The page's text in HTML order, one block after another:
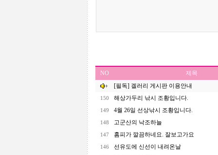
NO
제목
[필독] 겔러리 게시판 이용안내
150 해상가두리 낚시 조황입니다.
149 4월 26일 선상낚시 조황입니다.
148 고군산의 낙조하늘
147 홈피가 깔끔하네요. 잘보고가요
146 선유도에 신선이 내려온날